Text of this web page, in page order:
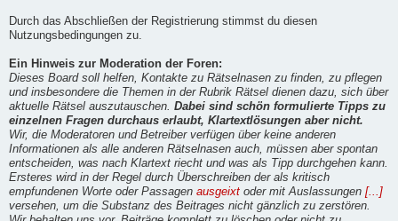
Durch das Abschließen der Registrierung stimmst du diesen
Nutzungsbedingungen zu.
Ein Hinweis zur Moderation der Foren:
Dieses Board soll helfen, Kontakte zu Rätselnasen zu finden, zu pflegen
und insbesondere die Themen in der Rubrik Rätsel dienen dazu, sich über
aktuelle Rätsel auszutauschen. Dabei sind schön formulierte Tipps zu
einzelnen Fragen durchaus erlaubt, Klartextlösungen aber nicht.
Wir, die Moderatoren und Betreiber verfügen über keine anderen
Informationen als alle anderen Rätselnasen auch, müssen aber spontan
entscheiden, was nach Klartext riecht und was als Tipp durchgehen kann.
Ersteres wird in der Regel durch Überschreiben der als kritisch
empfundenen Worte oder Passagen ausgeixt oder mit Auslassungen [...]
versehen, um die Substanz des Beitrages nicht gänzlich zu zerstören.